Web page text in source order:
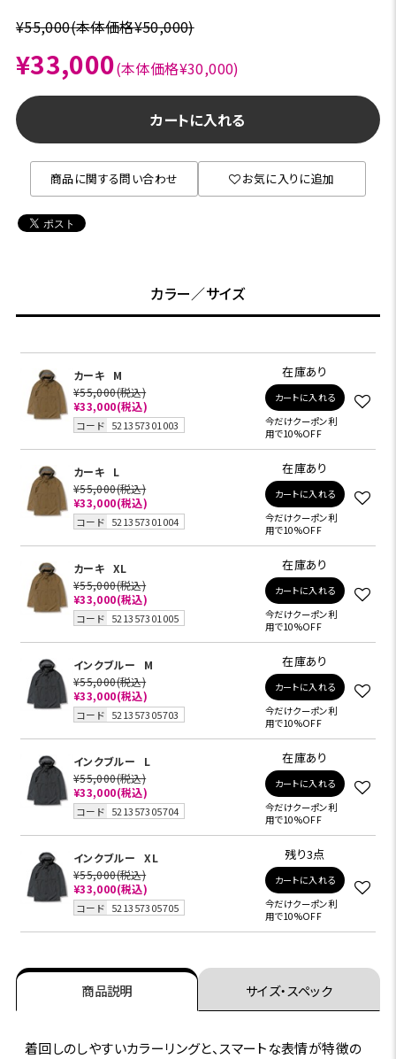
¥55,000(本体価格¥50,000)
¥33,000(本体価格¥30,000)
カートに入れる
商品に関する問い合わせ お気に入りに追加
カラー／サイズ
カーキ
M
¥55,000(税込)
¥33,000(税込)
コード 521357301003
在庫あり
カートに入れる
今だけクーポン利
用で10%OFF
カーキ
L
¥55,000(税込)
¥33,000(税込)
コード 521357301004
在庫あり
カートに入れる
今だけクーポン利
用で10%OFF
カーキ XL
¥55,000(税込)
¥33,000(税込)
コード 521357301005
在庫あり
カートに入れる
今だけクーポン利
用で10%OFF
インクブルー
M
¥55,000(税込)
¥33,000(税込)
コード 521357305703
在庫あり
カートに入れる
今だけクーポン利
用で10%OFF
インクブルー
L
¥55,000(税込)
¥33,000(税込)
コード 521357305704
在庫あり
カートに入れる
今だけクーポン利
用で10%OFF
インクブルー
XL
¥55,000(税込)
¥33,000(税込)
コード 521357305705
残り3点
カートに入れる
今だけクーポン利
用で10%OFF
商品説明 サイズ・スペック
着回しのしやすいカラーリングと、スマートな表情が特徴の